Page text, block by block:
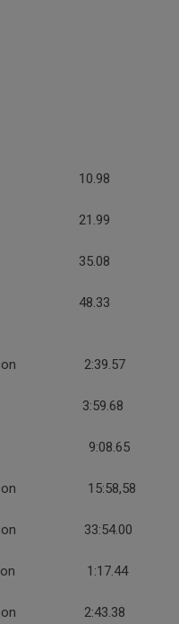
10.98
21.99
35.08
48.33
2:39.57
3:59.68
9:08.65
15:58,58
33:54.00
1:17.44
2:43.38